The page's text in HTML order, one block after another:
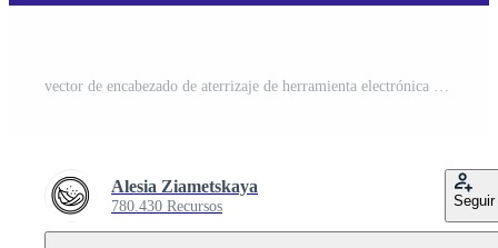
vector de encabezado de aterrizaje de herramienta electrónica de libro electrónico Vector Pro
Alesia Ziametskaya
780.430 Recursos Seguir